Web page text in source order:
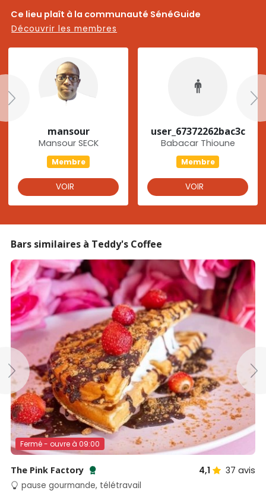
Ce lieu plaît à la communauté SénéGuide
Découvrir les membres
mansour
Mansour SECK
Membre
VOIR
user_67372262bac3c
Babacar Thioune
Membre
VOIR
Bars similaires à Teddy's Coffee
Fermé - ouvre à 09:00
The Pink Factory
Testé et approuvé par SénéGuide
4,1 37 avis
pause gourmande, télétravail